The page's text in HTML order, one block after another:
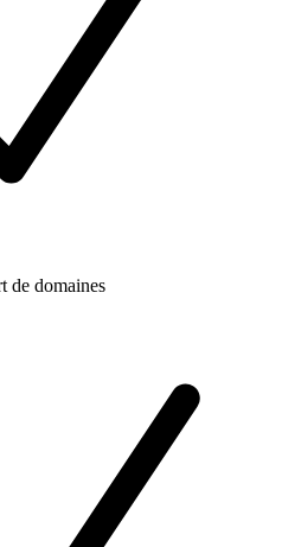
de domaines